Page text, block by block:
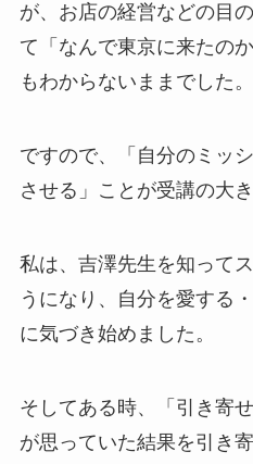
が、お店の経営などの目
て「なんで東京に来たの
もわからないままでした。
ですので、「自分のミッ
させる」ことが受講の大
私は、吉澤先生を知って
うになり、自分を愛する
に気づき始めました。
そしてある時、「引き寄
が思っていた結果を引き